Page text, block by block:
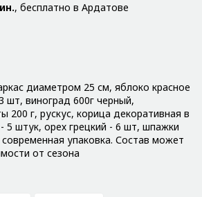
, бесплатно в Ардатове
диаметром 25 см, яблоко красное
шт, виноград 600г черный,
200 г, рускус, корица декоративная в
5 штук, орех грецкий - 6 шт, шпажки
упаковка. Состав может
от сезона